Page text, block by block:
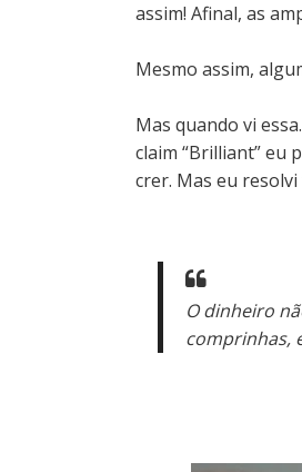
assim! Afinal, as
Mesmo assim,
Mas quando vi
claim “Brilliant” eu
crer. Mas eu
O dinheiro
comprinhas,